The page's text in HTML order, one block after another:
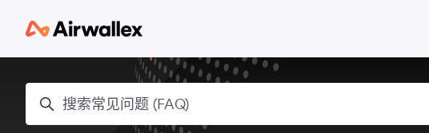
搜索